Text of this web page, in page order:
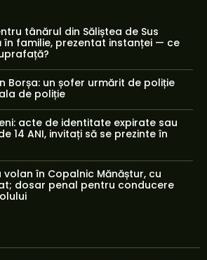
tânărul din Săliștea de Sus
în familie, prezentat instanței — ce
Borșa: un șofer urmărit de poliție
de poliție
acte de identitate expirate sau
14 ANI, invitați să se prezinte în
în Copalnic Mănăștur, cu
dosar penal pentru conducere